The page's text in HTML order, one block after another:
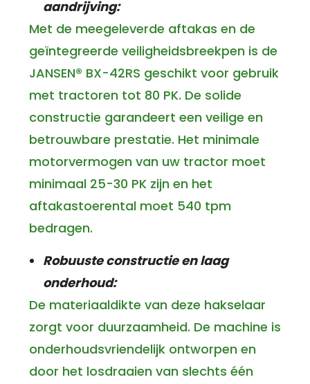
aandrijving:
Met de meegeleverde aftakas en de
geïntegreerde veiligheidsbreekpen is de
JANSEN® BX-42RS geschikt voor gebruik
met tractoren tot 80 PK. De solide
constructie garandeert een veilige en
betrouwbare prestatie. Het minimale
motorvermogen van uw tractor moet
minimaal 25-30 PK zijn en het
aftakastoerental moet 540 tpm
bedragen.
Robuuste constructie en laag
onderhoud:
De materiaaldikte van deze hakselaar
zorgt voor duurzaamheid. De machine is
onderhoudsvriendelijk ontworpen en
door het losdraaien van slechts één